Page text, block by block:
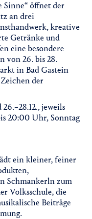
öffnet der
an drei
kreative
Getränke und
eine besondere
von 26. bis 28.
in Bad Gastein
der
26.–28.12., jeweils
20:00 Uhr, Sonntag
ein kleiner, feiner
Schmankerln zum
Volksschule, die
Beiträge